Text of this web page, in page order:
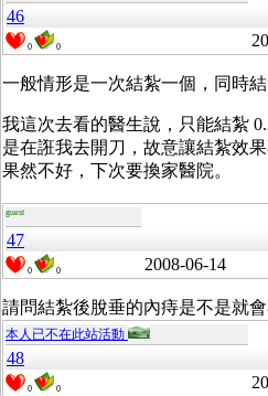
46
0 0
一般情形是一次結紮一個，同時
我這次去看的醫生說，只能結紮
是在誑我去開刀，故意讓結紮效
果然不好，下次要換家醫院。
guest
47
0 0 2008-06-14
請問結紮後脫垂的內痔是不是就
本人已不在此站活動
48
0 0